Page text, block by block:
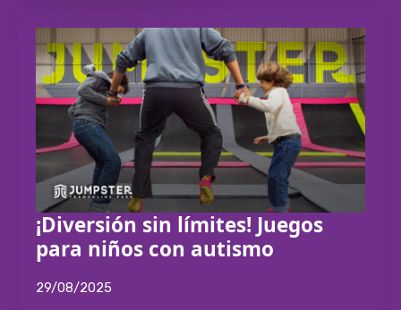
¡Diversión sin límites! Juegos
para niños con autismo
29/08/2025